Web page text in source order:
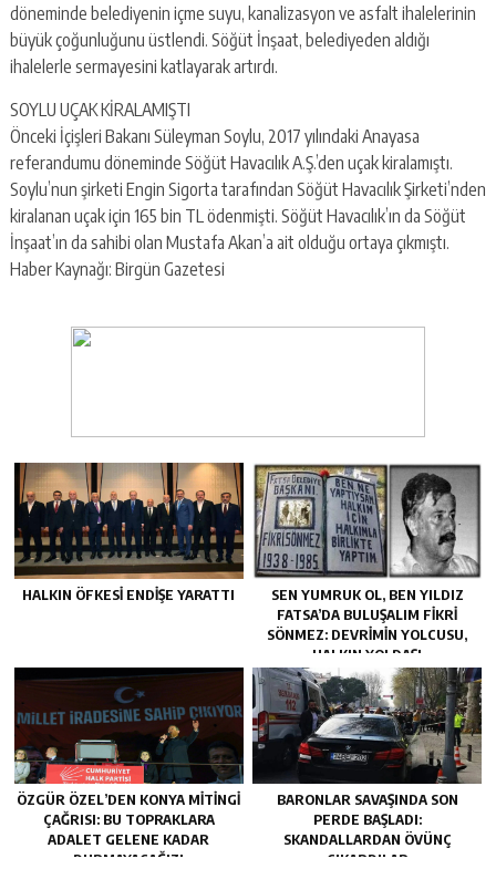
döneminde belediyenin içme suyu, kanalizasyon ve asfalt ihalelerinin
büyük çoğunluğunu üstlendi. Söğüt İnşaat, belediyeden aldığı
ihalelerle sermayesini katlayarak artırdı.
SOYLU UÇAK KİRALAMIŞTI
Önceki İçişleri Bakanı Süleyman Soylu, 2017 yılındaki Anayasa
referandumu döneminde Söğüt Havacılık A.Ş.’den uçak kiralamıştı.
Soylu’nun şirketi Engin Sigorta tarafından Söğüt Havacılık Şirketi’nden
kiralanan uçak için 165 bin TL ödenmişti. Söğüt Havacılık’ın da Söğüt
İnşaat’ın da sahibi olan Mustafa Akan’a ait olduğu ortaya çıkmıştı.
Haber Kaynağı: Birgün Gazetesi
HALKIN ÖFKESI ENDIŞE YARATTI
SEN YUMRUK OL, BEN YILDIZ
FATSA’DA BULUŞALIM FIKRI
SÖNMEZ: DEVRIMIN YOLCUSU,
HALKIN YOLDAŞI
ÖZGÜR ÖZEL’DEN KONYA MITINGI
ÇAĞRISI: BU TOPRAKLARA
ADALET GELENE KADAR
DURMAYACAĞIZ!
BARONLAR SAVAŞINDA SON
PERDE BAŞLADI:
SKANDALLARDAN ÖVÜNÇ
ÇIKARDILAR